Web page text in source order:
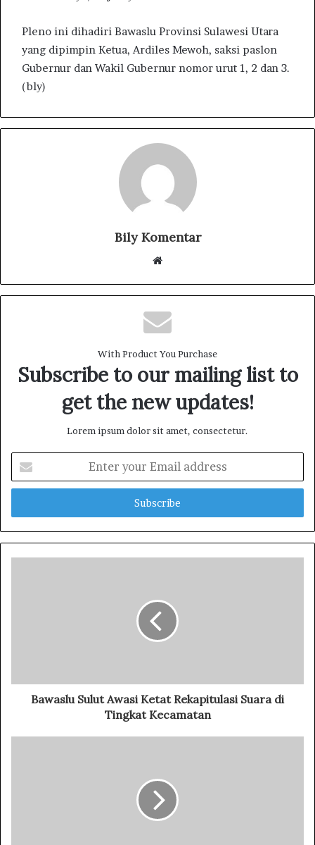
Pleno ini dihadiri Bawaslu Provinsi Sulawesi Utara
yang dipimpin Ketua, Ardiles Mewoh, saksi paslon
Gubernur dan Wakil Gubernur nomor urut 1, 2 dan 3.
(bly)
Bily Komentar
b
s
i
With Product You Purchase
Subscribe to our mailing list to
get the new updates!
Lorem ipsum dolor sit amet, consectetur.
t
r
y
Bawaslu Sulut Awasi Ketat Rekapitulasi Suara di
Tingkat Kecamatan